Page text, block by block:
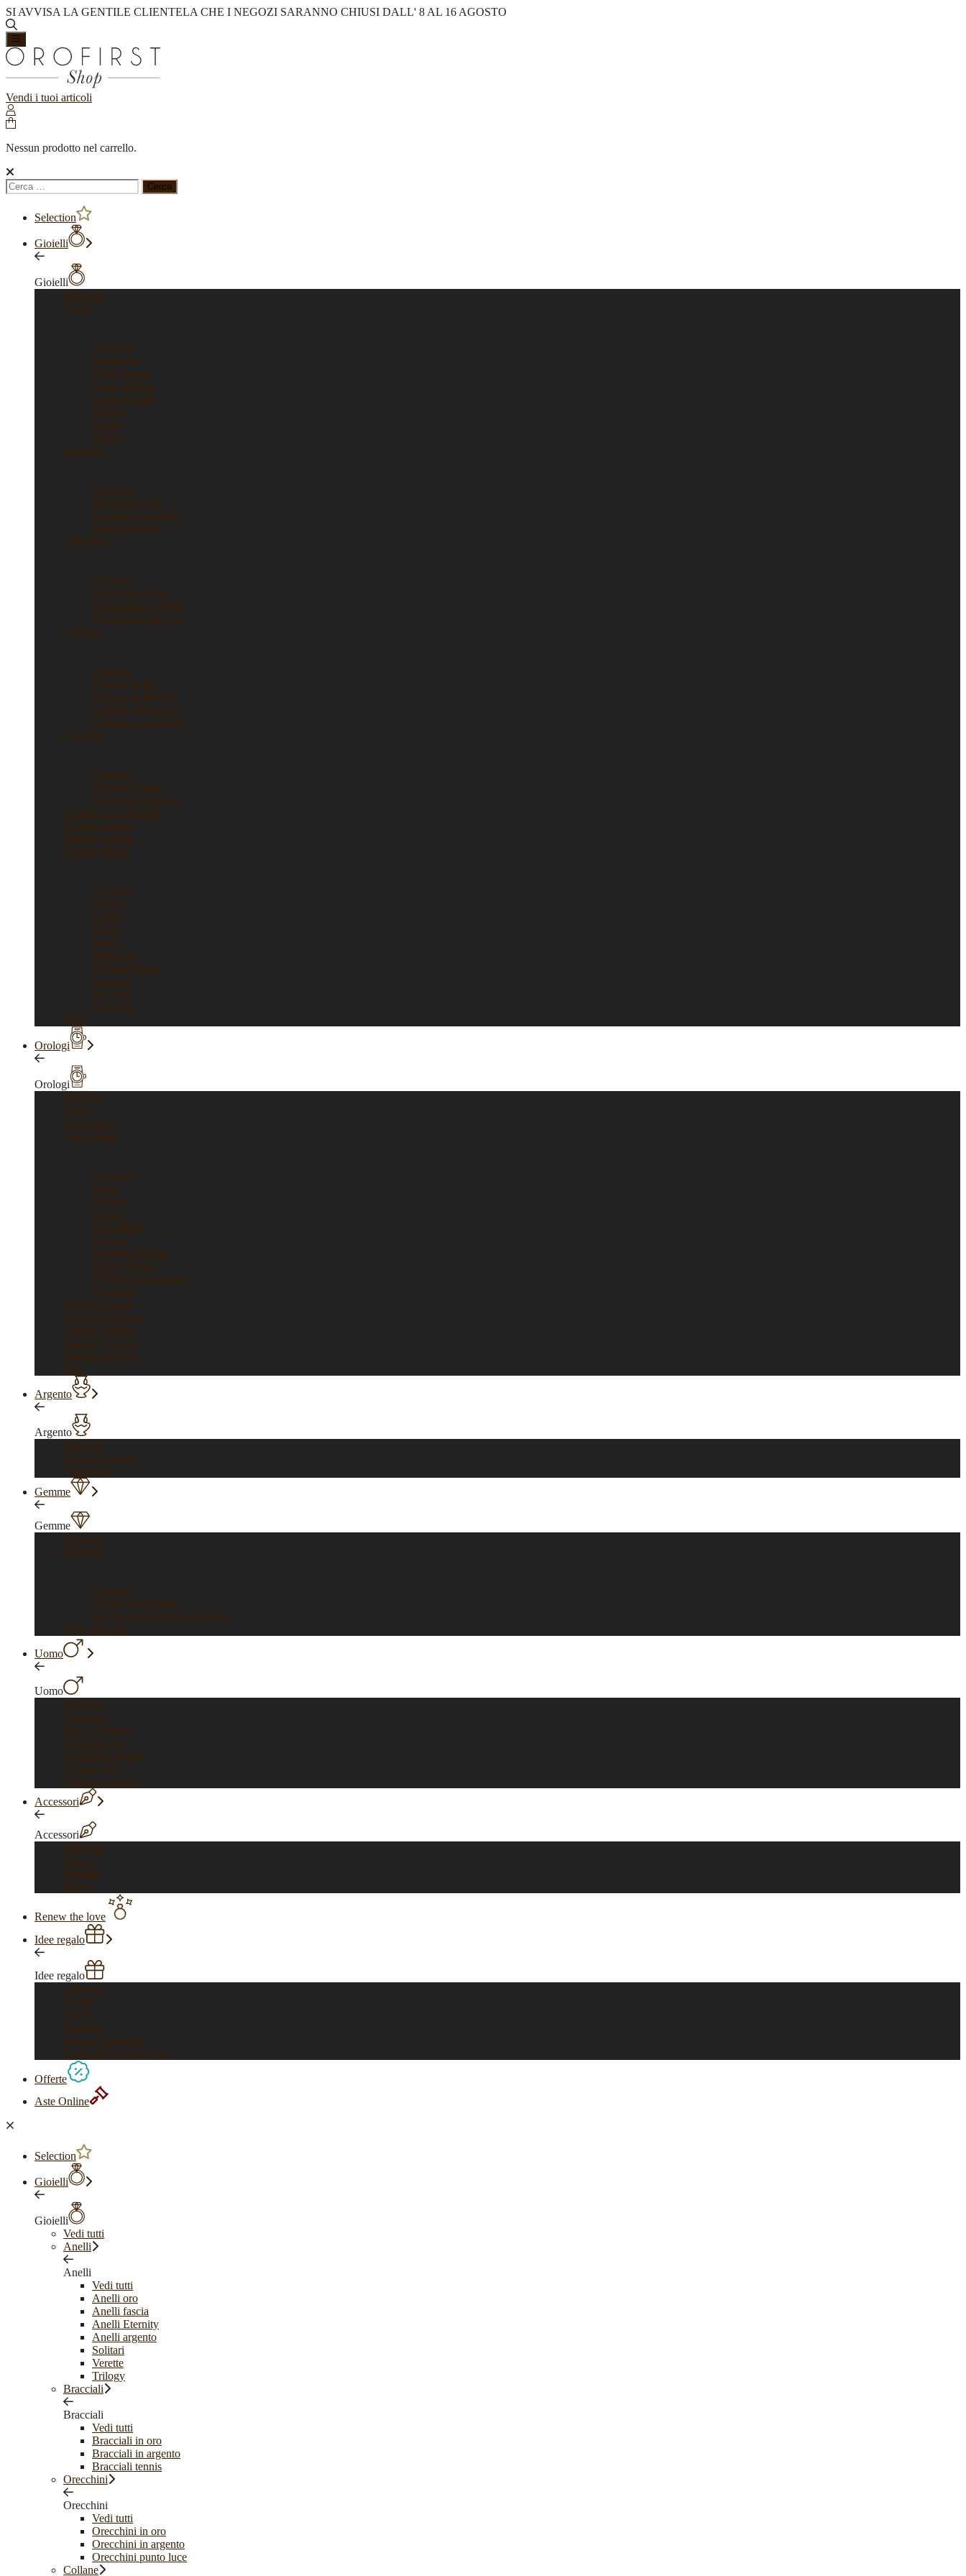
SI AVVISA LA GENTILE CLIENTELA CHE I NEGOZI SARANNO CHIUSI DALL' 8 AL 16 AGOSTO
Vendi i tuoi articoli
Nessun prodotto nel carrello.
Ricerca
per:
Selection
Gioielli
Gioielli
Vedi tutti
Anelli
Vedi tutti
Anelli oro
Anelli fascia
Anelli Eternity
Anelli argento
Solitari
Verette
Trilogy
Bracciali
Vedi tutti
Bracciali in oro
Bracciali in argento
Bracciali tennis
Orecchini
Vedi tutti
Orecchini in oro
Orecchini in argento
Orecchini punto luce
Collane
Vedi tutti
Collane in oro
Collane in argento
Collane punto luce
Collane con ciondoli
Ciondoli
Vedi tutti
Ciondoli in oro
Ciondoli in argento
Gioielli con Diamanti
Gioielli vintage
Gioielli d’artista
Gioielli firmati
Vedi tutti
Bulgari
Cartier
Tiffany
Gucci
Pomellato
Pasquale Bruni
Damiani
Re Carlo
Vedi tutti
Sold
Orologi
Orologi
Vedi tutti
Rolex
Cronografi
Tutti i brand
Vedi tutti
Rolex
Bulgari
Cartier
Mont Blanc
Corum
Officine Panerai
Franck Muller
Vacheron Constantin
Vedi tutti >
Orologi vintage
Orologi di Forma
Orologi gioiello
Orologi Classici
Orologi Sportivi
Sold
Argento
Argento
Vedi tutti
Gioielli Argento
Argenteria
Gemme
Gemme
Vedi tutti
Diamanti
Vedi tutti
Certificati Orofirst
Certificati istituti gemmologici
Pietre preziose
Uomo
Uomo
Vedi tutti
Anelli oro
Anelli Argento
Bracciali Oro
Bracciali Argento
Collane Oro
Collane Argento
Accessori
Accessori
Vedi tutti
Spille
Gemelli
Penne
Renew the love
Idee regalo
Idee regalo
Vedi tutti
Per lui
Per lei
Bambini
Feste e ricorrenze
Anelli di fidanzamento
Offerte
Aste Online
Selection
Gioielli
Gioielli
Vedi tutti
Anelli
Anelli
Vedi tutti
Anelli oro
Anelli fascia
Anelli Eternity
Anelli argento
Solitari
Verette
Trilogy
Bracciali
Bracciali
Vedi tutti
Bracciali in oro
Bracciali in argento
Bracciali tennis
Orecchini
Orecchini
Vedi tutti
Orecchini in oro
Orecchini in argento
Orecchini punto luce
Collane